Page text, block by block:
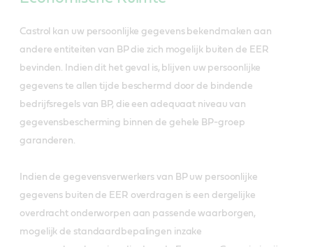
Castrol kan uw persoonlijke gegevens bekendmaken aan
andere entiteiten van BP die zich mogelijk buiten de EER
bevinden. Indien dit het geval is, blijven uw persoonlijke
gegevens te allen tijde beschermd door de bindende
bedrijfsregels van BP, die een adequaat niveau van
gegevensbescherming binnen de gehele BP-groep
garanderen.
Indien de gegevensverwerkers van BP uw persoonlijke
gegevens buiten de EER overdragen is een dergelijke
overdracht onderworpen aan passende waarborgen,
mogelijk de standaardbepalingen inzake